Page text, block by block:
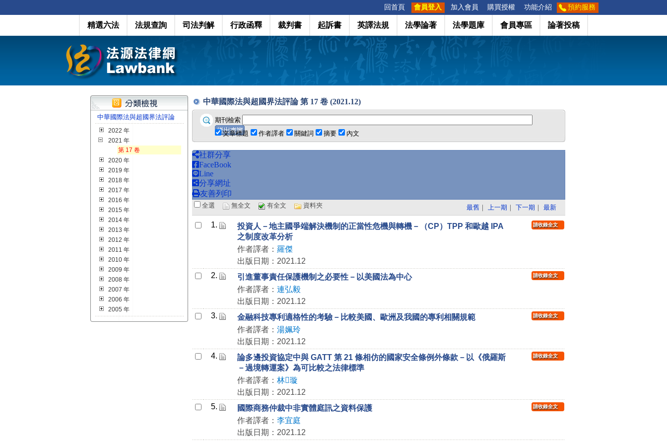
回首頁 會員登入 加入會員 購買授權 功能介紹 預約服務
精選六法 法規查詢 司法判解 行政函釋 裁判書 起訴書 英譯法規 法學論著 法學題庫 會員專區 論著投稿
中華國際法與超國界法評論
2022 年
2021 年
第 17 卷
2020 年
2019 年
2018 年
2017 年
2016 年
2015 年
2014 年
2013 年
2012 年
2011 年
2010 年
2009 年
2008 年
2007 年
2006 年
2005 年
中華國際法與超國界法評論 第 17 卷 (2021.12)
期刊檢索
文章標題
作者譯者 關鍵詞 摘要 內文
社群分享
FaceBook
Line
分享網址
友善列印
全選 無全文 有全文 資料夾 最舊 ｜ 上一期 ｜ 下一期 ｜ 最新
1.
投資人－地主國爭端解決機制的正當性危機與轉機－（CP）TPP 和歐越 IPA
之制度改革分析
作者譯者： 羅傑
出版日期：2021.12
請收錄全文
2.
引進董事責任保護機制之必要性－以美國法為中心
作者譯者： 連弘毅
出版日期：2021.12
請收錄全文
3.
金融科技專利適格性的考驗－比較美國、歐洲及我國的專利相關規範
作者譯者： 湯姵玲
出版日期：2021.12
請收錄全文
4.
論多邊投資協定中與 GATT 第 21 條相仿的國家安全條例外條款－以《俄羅斯
－過境轉運案》為可比較之法律標準
作者譯者： 林璇
出版日期：2021.12
請收錄全文
5.
國際商務仲裁中非實體庭訊之資料保護
作者譯者： 李宜庭
出版日期：2021.12
請收錄全文